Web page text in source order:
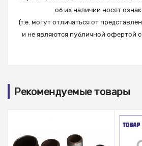
об их наличии носят
(т.е. могут отличаться от
и не являются публичной офертой
Рекомендуемые товары